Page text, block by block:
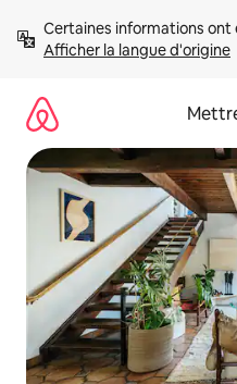
directement
Afficher la langue d'origine